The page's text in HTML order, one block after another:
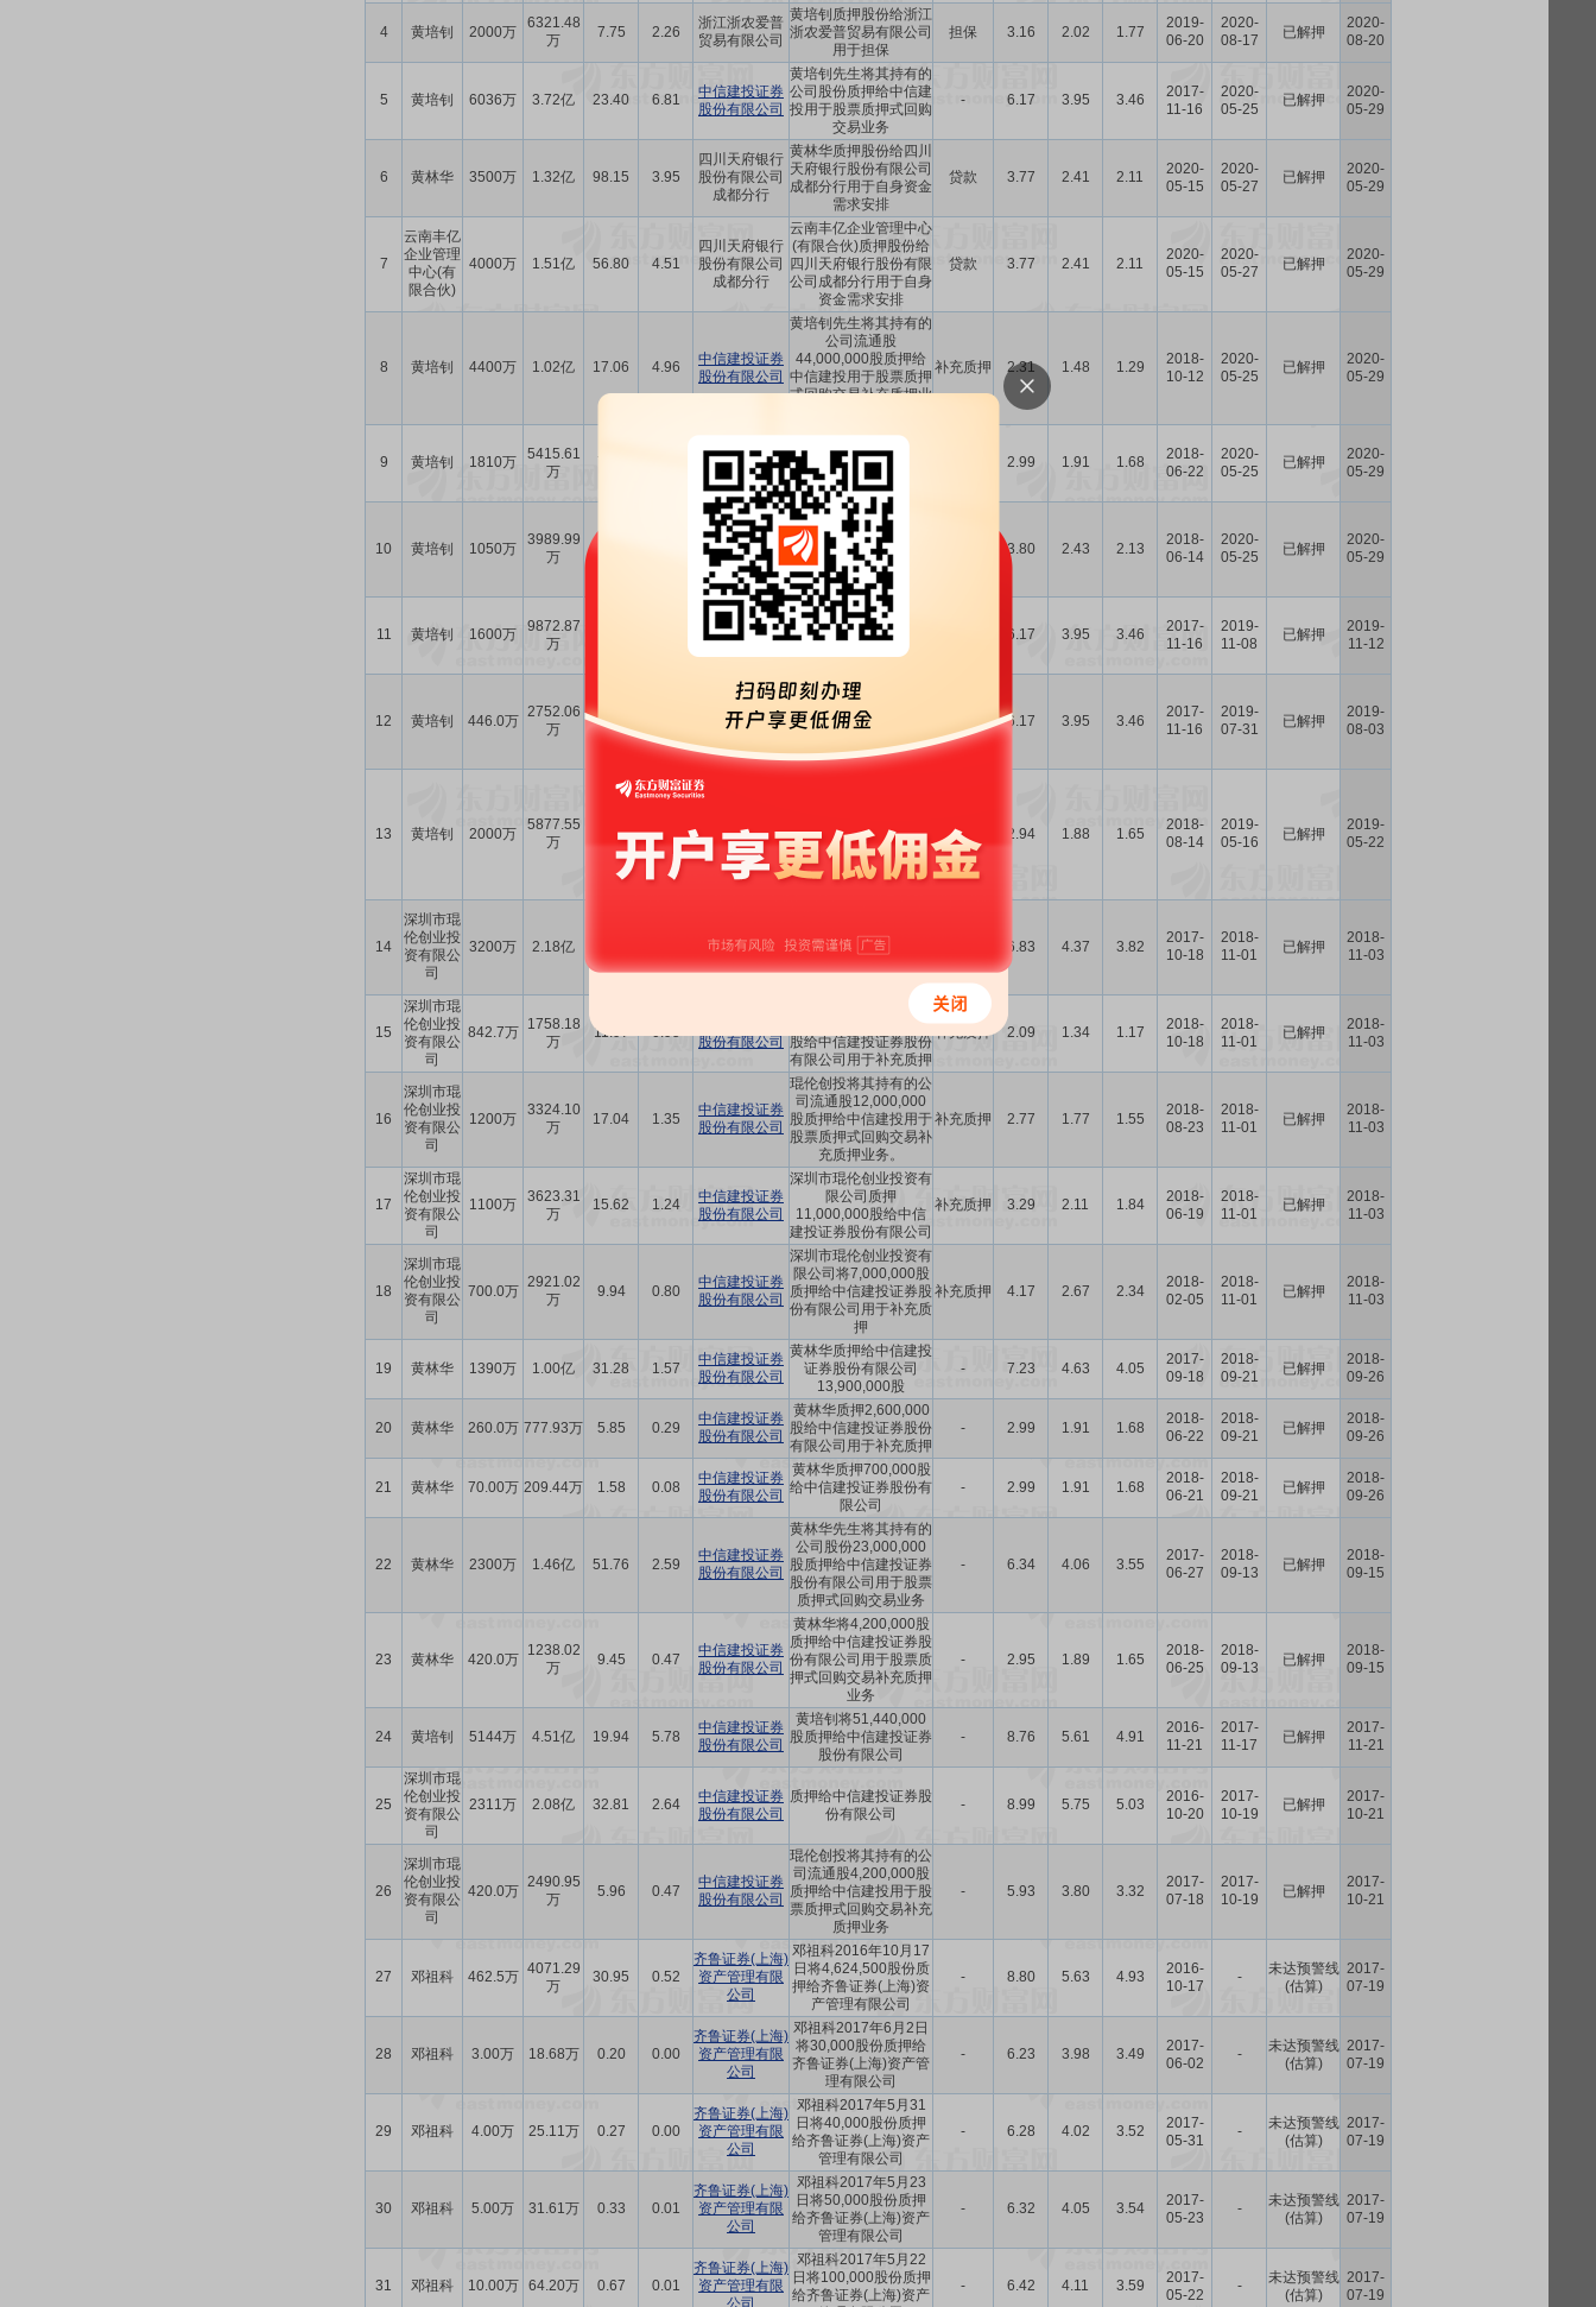
4 黄培钊 2000万
6321.48
万
7.75 2.26
浙江浙农爱普
贸易有限公司
黄培钊质押股份给浙江
浙农爱普贸易有限公司
用于担保
担保 3.16 2.02 1.77
2019-
06-20
2020-
08-17
已解押
2020-
08-20
5 黄培钊 6036万 3.72亿 23.40 6.81
中信建投证券
股份有限公司
黄培钊先生将其持有的
公司股份质押给中信建
投用于股票质押式回购
交易业务
- 6.17 3.95 3.46
2017-
11-16
2020-
05-25
已解押
2020-
05-29
6 黄林华 3500万 1.32亿 98.15 3.95
四川天府银行
股份有限公司
成都分行
黄林华质押股份给四川
天府银行股份有限公司
成都分行用于自身资金
需求安排
贷款 3.77 2.41 2.11
2020-
05-15
2020-
05-27
已解押
2020-
05-29
7
云南丰亿
企业管理
中心(有
限合伙)
4000万 1.51亿 56.80 4.51
四川天府银行
股份有限公司
成都分行
云南丰亿企业管理中心
(有限合伙)质押股份给
四川天府银行股份有限
公司成都分行用于自身
资金需求安排
贷款 3.77 2.41 2.11
2020-
05-15
2020-
05-27
已解押
2020-
05-29
8 黄培钊 4400万 1.02亿 17.06 4.96
中信建投证券
股份有限公司
黄培钊先生将其持有的
公司流通股
44,000,000股质押给
中信建投用于股票质押
式回购交易补充质押业
补充质押 2.31 1.48 1.29
2018-
10-12
2020-
05-25
已解押
2020-
05-29
9 黄培钊 1810万
5415.61
万
7.02
中信建投证券
股份有限公司
黄培钊质押
18,100,000股给中信
建投证券股份有限公司
用于补充质押
2.99 1.91 1.68
2018-
06-22
2020-
05-25
已解押
2020-
05-29
10 黄培钊 1050万
3989.99
万
4.07
中信建投证券
股份有限公司
黄培钊将10,500,000
股质押给中信建投证券
股份有限公司用于股票
质押式回购交易补充质
押业务
3.80 2.43 2.13
2018-
06-14
2020-
05-25
已解押
2020-
05-29
11 黄培钊 1600万
9872.87
万
中信建投证券
股份有限公司
黄培钊先生将其持有的
公司股份质押给中信建
投用于股票质押式回购
交易业务
6.17 3.95 3.46
2017-
11-16
2019-
11-08
已解押
2019-
11-12
12 黄培钊 446.0万
2752.06
万
1.73
中信建投证券
股份有限公司
黄培钊先生将其持有的
公司流通股
80,820,000股质押给
中信建投用于股票质押
式回购交易业务
6.17 3.95 3.46
2017-
11-16
2019-
07-31
已解押
2019-
08-03
13 黄培钊 2000万
5877.55
万
7.75 2.26
有限公司沈阳
分行
20,000,000股质押给
营口银行股份有限公司
沈阳分行用于公司贷款
担保 2.94 1.88 1.65
2018-
08-14
2019-
05-16
已解押
2019-
05-22
14
深圳市琨
伦创业投
资有限公
司
3200万 2.18亿
中信建投证券
股份有限公司
股质押给中信建投用于
股票质押式回购交易业
6.83 4.37 3.82
2017-
10-18
2018-
11-01
已解押
2018-
11-03
15
深圳市琨
伦创业投
资有限公
司
842.7万
1758.18
万
11.97 0.95
股份有限公司
深圳市琨伦创业投资有
限公司质押8,426,700
股给中信建投证券股份
有限公司用于补充质押
补充质押 2.09 1.34 1.17
2018-
10-18
2018-
11-01
已解押
2018-
11-03
16
深圳市琨
伦创业投
资有限公
司
1200万
3324.10
万
17.04 1.35
中信建投证券
股份有限公司
琨伦创投将其持有的公
司流通股12,000,000
股质押给中信建投用于
股票质押式回购交易补
充质押业务。
补充质押 2.77 1.77 1.55
2018-
08-23
2018-
11-01
已解押
2018-
11-03
17
深圳市琨
伦创业投
资有限公
司
1100万
3623.31
万
15.62 1.24
中信建投证券
股份有限公司
深圳市琨伦创业投资有
限公司质押
11,000,000股给中信
建投证券股份有限公司
补充质押 3.29 2.11 1.84
2018-
06-19
2018-
11-01
已解押
2018-
11-03
18
深圳市琨
伦创业投
资有限公
司
700.0万
2921.02
万
9.94 0.80
中信建投证券
股份有限公司
深圳市琨伦创业投资有
限公司将7,000,000股
质押给中信建投证券股
份有限公司用于补充质
押
补充质押 4.17 2.67 2.34
2018-
02-05
2018-
11-01
已解押
2018-
11-03
19 黄林华 1390万 1.00亿 31.28 1.57
中信建投证券
股份有限公司
黄林华质押给中信建投
证券股份有限公司
13,900,000股
- 7.23 4.63 4.05
2017-
09-18
2018-
09-21
已解押
2018-
09-26
20 黄林华 260.0万 777.93万 5.85 0.29
中信建投证券
股份有限公司
黄林华质押2,600,000
股给中信建投证券股份
有限公司用于补充质押
- 2.99 1.91 1.68
2018-
06-22
2018-
09-21
已解押
2018-
09-26
21 黄林华 70.00万 209.44万 1.58 0.08
中信建投证券
股份有限公司
黄林华质押700,000股
给中信建投证券股份有
限公司
- 2.99 1.91 1.68
2018-
06-21
2018-
09-21
已解押
2018-
09-26
22 黄林华 2300万 1.46亿 51.76 2.59
中信建投证券
股份有限公司
黄林华先生将其持有的
公司股份23,000,000
股质押给中信建投证券
股份有限公司用于股票
质押式回购交易业务
- 6.34 4.06 3.55
2017-
06-27
2018-
09-13
已解押
2018-
09-15
23 黄林华 420.0万
1238.02
万
9.45 0.47
中信建投证券
股份有限公司
黄林华将4,200,000股
质押给中信建投证券股
份有限公司用于股票质
押式回购交易补充质押
业务
- 2.95 1.89 1.65
2018-
06-25
2018-
09-13
已解押
2018-
09-15
24 黄培钊 5144万 4.51亿 19.94 5.78
中信建投证券
股份有限公司
黄培钊将51,440,000
股质押给中信建投证券
股份有限公司
- 8.76 5.61 4.91
2016-
11-21
2017-
11-17
已解押
2017-
11-21
25
深圳市琨
伦创业投
资有限公
司
2311万 2.08亿 32.81 2.64
中信建投证券
股份有限公司
质押给中信建投证券股
份有限公司
- 8.99 5.75 5.03
2016-
10-20
2017-
10-19
已解押
2017-
10-21
26
深圳市琨
伦创业投
资有限公
司
420.0万
2490.95
万
5.96 0.47
中信建投证券
股份有限公司
琨伦创投将其持有的公
司流通股4,200,000股
质押给中信建投用于股
票质押式回购交易补充
质押业务
- 5.93 3.80 3.32
2017-
07-18
2017-
10-19
已解押
2017-
10-21
27 邓祖科 462.5万 4071.29
万
30.95 0.52
齐鲁证券(上海)
资产管理有限
公司
邓祖科2016年10月17
日将4,624,500股份质
押给齐鲁证券(上海)资
产管理有限公司
- 8.80 5.63 4.93
2016-
10-17
-
未达预警线
(估算)
2017-
07-19
28 邓祖科 3.00万 18.68万 0.20 0.00
齐鲁证券(上海)
资产管理有限
公司
邓祖科2017年6月2日
将30,000股份质押给
齐鲁证券(上海)资产管
理有限公司
- 6.23 3.98 3.49
2017-
06-02
-
未达预警线
(估算)
2017-
07-19
29 邓祖科 4.00万 25.11万 0.27 0.00
齐鲁证券(上海)
资产管理有限
公司
邓祖科2017年5月31
日将40,000股份质押
给齐鲁证券(上海)资产
管理有限公司
- 6.28 4.02 3.52
2017-
05-31
-
未达预警线
(估算)
2017-
07-19
30 邓祖科 5.00万 31.61万 0.33 0.01
齐鲁证券(上海)
资产管理有限
公司
邓祖科2017年5月23
日将50,000股份质押
给齐鲁证券(上海)资产
管理有限公司
- 6.32 4.05 3.54
2017-
05-23
-
未达预警线
(估算)
2017-
07-19
31 邓祖科 10.00万 64.20万 0.67 0.01
齐鲁证券(上海)
资产管理有限
公司
邓祖科2017年5月22
日将100,000股份质押
给齐鲁证券(上海)资产
- 6.42 4.11 3.59
2017-
05-22
-
未达预警线
(估算)
2017-
07-19